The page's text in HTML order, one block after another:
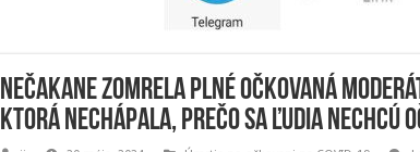
Nečakane zomrela plné očkovaná
ktorá nechápala, prečo sa ľudia nechcú